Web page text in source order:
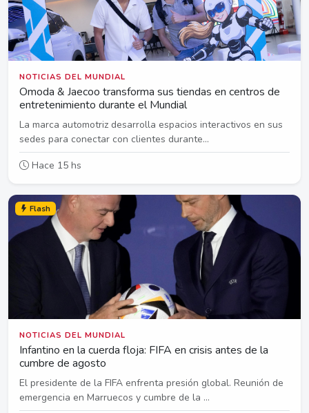
NOTICIAS DEL MUNDIAL
Omoda & Jaecoo transforma sus tiendas en centros de
entretenimiento durante el Mundial
La marca automotriz desarrolla espacios interactivos en sus
sedes para conectar con clientes durante...
Hace 15 hs
Flash
NOTICIAS DEL MUNDIAL
Infantino en la cuerda floja: FIFA en crisis antes de la
cumbre de agosto
El presidente de la FIFA enfrenta presión global. Reunión de
emergencia en Marruecos y cumbre de la ...